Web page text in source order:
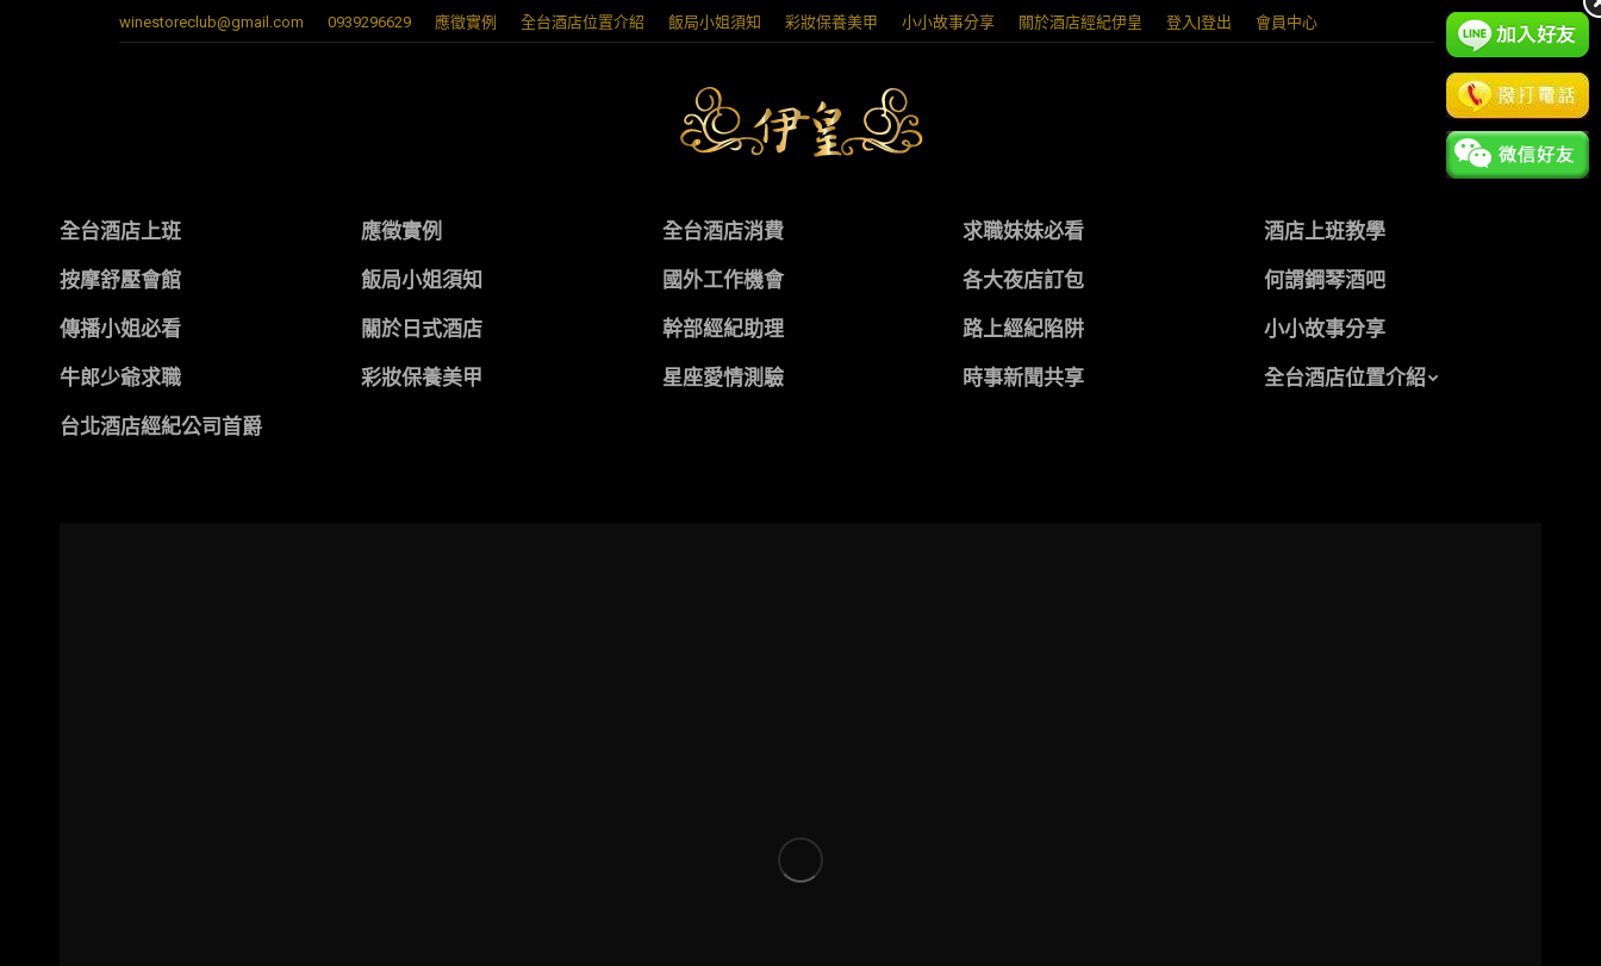
winestoreclub@gmail.com 0939296629 應徵實例 全台酒店位置介紹 飯局小姐須知 彩妝保養美甲 小小故事分享 關於酒店經紀伊皇 登入|登出 會員中心
全台酒店上班 應徵實例 全台酒店消費 求職妹妹必看 酒店上班教學
按摩舒壓會館 飯局小姐須知 國外工作機會 各大夜店訂包 何謂鋼琴酒吧
傳播小姐必看 關於日式酒店 幹部經紀助理 路上經紀陷阱 小小故事分享
牛郎少爺求職 彩妝保養美甲 星座愛情測驗 時事新聞共享 全台酒店位置介紹
台北酒店經紀公司首爵